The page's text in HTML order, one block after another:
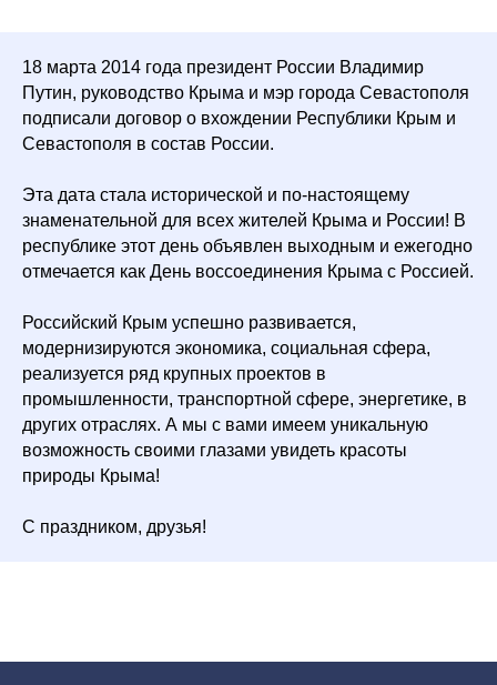
18 марта 2014 года президент России Владимир
Путин, руководство Крыма и мэр города Севастополя
подписали договор о вхождении Республики Крым и
Севастополя в состав России.
Эта дата стала исторической и по-настоящему
знаменательной для всех жителей Крыма и России! В
республике этот день объявлен выходным и ежегодно
отмечается как День воссоединения Крыма с Россией.
Российский Крым успешно развивается,
модернизируются экономика, социальная сфера,
реализуется ряд крупных проектов в
промышленности, транспортной сфере, энергетике, в
других отраслях. А мы с вами имеем уникальную
возможность своими глазами увидеть красоты
природы Крыма!
С праздником, друзья!